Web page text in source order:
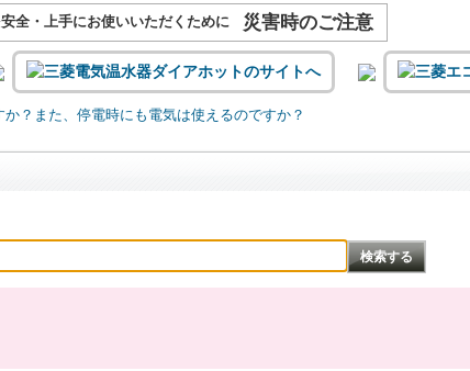
全・上手にお使いいただくために 災害時のご注意
？また、停電時にも電気は使えるのですか？